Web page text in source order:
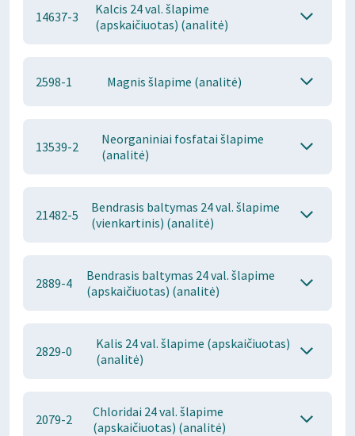
14637-3
Kalcis 24 val. šlapime
(apskaičiuotas) (analitė)
2598-1 Magnis šlapime (analitė)
13539-2
Neorganiniai fosfatai šlapime
(analitė)
21482-5
Bendrasis baltymas 24 val. šlapime
(vienkartinis) (analitė)
2889-4
Bendrasis baltymas 24 val. šlapime
(apskaičiuotas) (analitė)
2829-0
Kalis 24 val. šlapime (apskaičiuotas)
(analitė)
2079-2
Chloridai 24 val. šlapime
(apskaičiuotas) (analitė)